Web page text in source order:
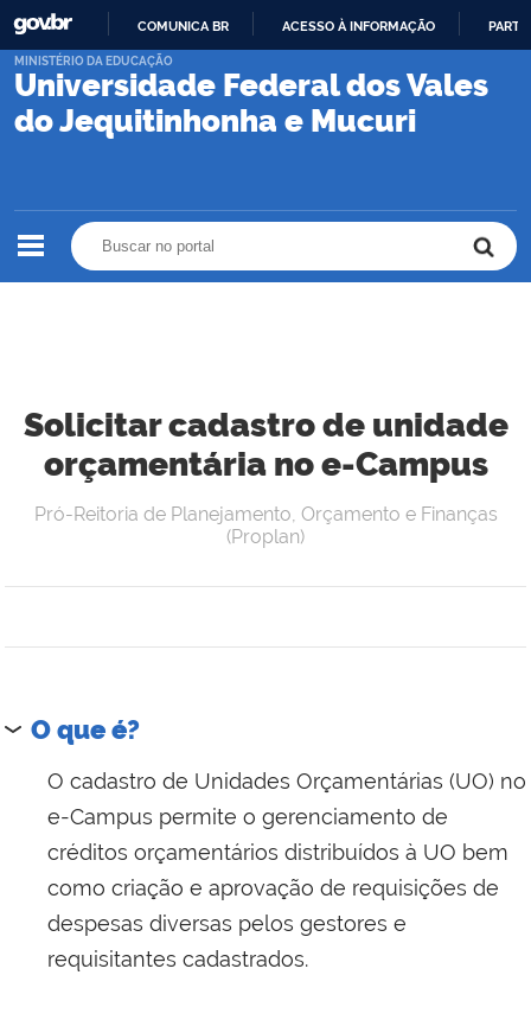
PARA
CONTEÚDO
COMUNICA BR ACESSO À INFORMAÇÃO
Universidade Federal dos Vales
do Jequitinhonha e Mucuri
MINISTÉRIO DA EDUCAÇÃO
Solicitar cadastro de unidade
orçamentária no e-Campus
Pró-Reitoria de Planejamento, Orçamento e Finanças
(Proplan)
O que é?
O cadastro de Unidades Orçamentárias (UO) no
e-Campus permite o gerenciamento de
créditos orçamentários distribuídos à UO bem
como criação e aprovação de requisições de
despesas diversas pelos gestores e
requisitantes cadastrados.